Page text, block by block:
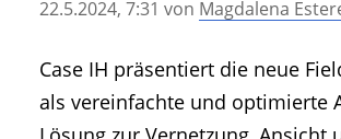
• Geschichte und Geschichten
• Mitteilung der Redaktion
• Agritechnica Neuheiten
22.5.2024, 7:31 von Magdalena
Case IH präsentiert die neue
als vereinfachte und optimierte